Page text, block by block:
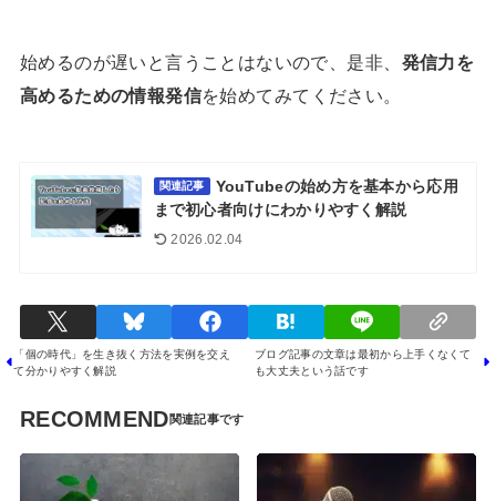
始めるのが遅いと言うことはないので、是非、 発信力を
高めるための情報発信を始めてみてください。
関連記事
YouTubeの始め方を基本から応用
まで初心者向けにわかりやすく解説
2026.02.04
ブログ記事の文章は最初から上手くなくて
も大丈夫という話です
「個の時代」を生き抜く方法を実例を交え
て分かりやすく解説
RECOMMEND